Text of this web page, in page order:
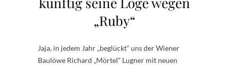
„Ruby“
Jaja, in jedem Jahr „beglückt“ uns der Wiener
Baulöwe Richard „Mörtel“ Lugner mit neuen